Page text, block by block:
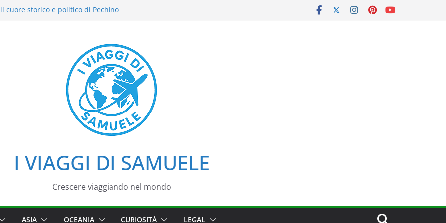
il cuore storico e politico di Pechino
d’Estate tra loto, camminate e
tra imperatori, simboli e cortili
I VIAGGI DI SAMUELE
Crescere viaggiando nel mondo
ASIA OCEANIA CURIOSITÀ LEGAL